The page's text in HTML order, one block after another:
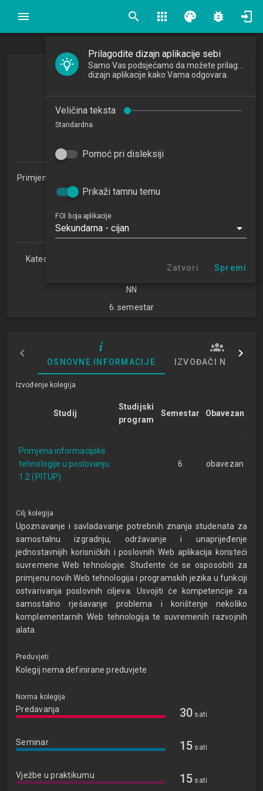
search apps palette bug_report
Izgradnja Web aplikacija
Web Applications Development
2016/2017
Primjena informacijske tehnologije u poslovanju 1.2 (PITUP)
Studijski centar Varaždin (PITUP 1.2)
Studijski centar Sisak
Studijski centar Zabok
Katedra za teorijske i primijenjene osnove informacijskih
NN
6. semestar
OSNOVNE INFORMACIJE IZVOĐAČI NASTAVE
Izvođenje kolegija
Studij
Studijski
program
Semestar Obavezan
Primjena informacijske
tehnologije u poslovanju
1.2 (PITUP)
6 obavezan
Cilj kolegija
Upoznavanje i savladavanje potrebnih znanja studenata za
samostalnu izgradnju, održavanje i unaprijeđenje
jednostavnijih korisničkih i poslovnih Web aplikacija koristeći
suvremene Web tehnologije. Studente će se osposobiti za
primjenu novih Web tehnologija i programskih jezika u funkciji
ostvarivanja poslovnih ciljeva. Usvojiti će kompetencije za
samostalno rješavanje problema i korištenje nekoliko
komplementarnih Web tehnologija te suvremenih razvojnih
alata.
Preduvjeti
Kolegij nema definirane preduvjete
Norma kolegija
Predavanja 30 sati
Seminar 15 sati
Vježbe u praktikumu 15 sati
Prilagodite dizajn aplikacije sebi
dizajn aplikacije kako Vama odgovara.
Veličina teksta
Standardna
Pomoć pri disleksiji
Prikaži tamnu temu
FOI boja aplikacije
Sekundarna - cijan
Zatvori Spremi